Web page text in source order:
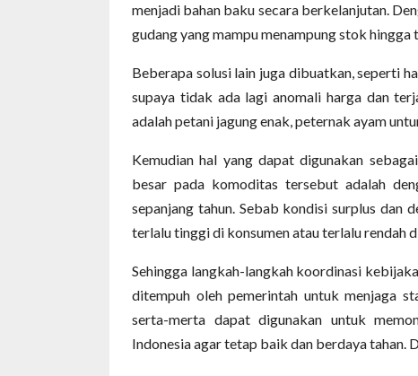
menjadi bahan baku secara berkelanjutan.
gudang yang mampu menampung stok
Beberapa solusi lain juga dibuatkan, seperti
supaya tidak ada lagi anomali harga dan
adalah petani jagung enak, peternak ayam
Kemudian hal yang dapat digunakan
besar pada komoditas tersebut adalah
sepanjang tahun. Sebab kondisi surplus
terlalu tinggi di konsumen atau terlalu rendah
Sehingga langkah-langkah koordinasi
ditempuh oleh pemerintah untuk menjaga
serta-merta dapat digunakan untuk
Indonesia agar tetap baik dan berdaya tahan.